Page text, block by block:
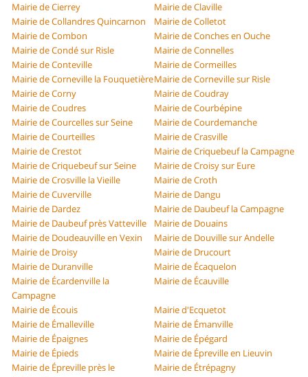
Mairie de Cierrey
Mairie de Claville
Mairie de Collandres Quincarnon
Mairie de Colletot
Mairie de Combon
Mairie de Conches en Ouche
Mairie de Condé sur Risle
Mairie de Connelles
Mairie de Conteville
Mairie de Cormeilles
Mairie de Corneville la FouquetièreMairie de Corneville sur Risle
Mairie de Corny
Mairie de Coudray
Mairie de Coudres
Mairie de Courbépine
Mairie de Courcelles sur Seine
Mairie de Courdemanche
Mairie de Courteilles
Mairie de Crasville
Mairie de Crestot
Mairie de Criquebeuf la Campagne
Mairie de Criquebeuf sur Seine
Mairie de Croisy sur Eure
Mairie de Crosville la Vieille
Mairie de Croth
Mairie de Cuverville
Mairie de Dangu
Mairie de Dardez
Mairie de Daubeuf la Campagne
Mairie de Daubeuf près Vatteville
Mairie de Douains
Mairie de Doudeauville en Vexin
Mairie de Douville sur Andelle
Mairie de Droisy
Mairie de Drucourt
Mairie de Duranville
Mairie de Écaquelon
Mairie de Écardenville la
Campagne
Mairie de Écauville
Mairie de Écouis
Mairie d'Ecquetot
Mairie de Émalleville
Mairie de Émanville
Mairie de Épaignes
Mairie de Épégard
Mairie de Épieds
Mairie de Épreville en Lieuvin
Mairie de Épreville près le
Mairie de Étrépagny